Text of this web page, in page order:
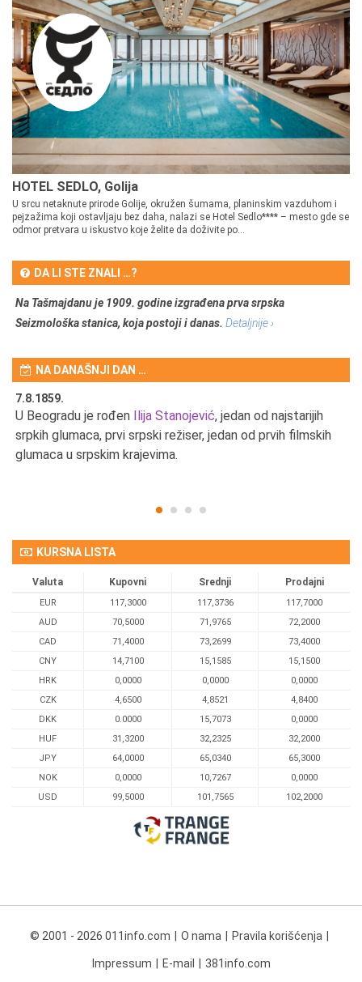
HOTEL SEDLO, Golija
U srcu netaknute prirode Golije, okružen šumama, planinskim vazduhom i
pejzažima koji ostavljaju bez daha, nalazi se Hotel Sedlo**** – mesto gde se
odmor pretvara u iskustvo koje želite da doživite po...
DA LI STE ZNALI …?
Na Tašmajdanu je 1909. godine izgrađena prva srpska
Seizmološka stanica, koja postoji i danas. Detaljnije ›
NA DANAŠNJI DAN …
7.8.1859.
U Beogradu je rođen Ilija Stanojević, jedan od najstarijih
srpkih glumaca, prvi srpski režiser, jedan od prvih filmskih
glumaca u srpskim krajevima.
KURSNA LISTA
Valuta Kupovni Srednji Prodajni
EUR 117,3000 117,3736
117,7000
AUD
70,5000 71,9765
72,2000
CAD
71,4000 73,2699
73,4000
CNY
14,7100 15,1585
15,1500
HRK
0,0000 0,0000
0,0000
CZK
4,6500 4,8521
4,8400
DKK
0.0000 15,7073
0,0000
HUF
31,3200 32,2325
32,2000
JPY
64,0000 65,0340
65,3000
NOK
0,0000 10,7267
0,0000
USD
99,5000 101,7565 102,2000
© 2001 - 2026 011info.com O nama Pravila korišćenja
Impressum E-mail 381info.com